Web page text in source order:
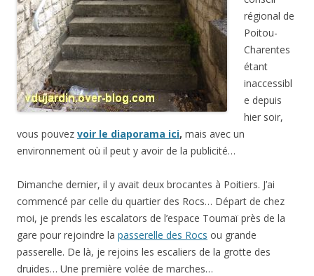
régional de
Poitou-
Charentes
étant
inaccessibl
e depuis
hier soir,
vous pouvez voir le diaporama ici, mais avec un
environnement où il peut y avoir de la publicité…
Dimanche dernier, il y avait deux brocantes à Poitiers. J’ai
commencé par celle du quartier des Rocs… Départ de chez
moi, je prends les escalators de l’espace Toumaï près de la
gare pour rejoindre la passerelle des Rocs ou grande
passerelle. De là, je rejoins les escaliers de la grotte des
druides… Une première volée de marches…